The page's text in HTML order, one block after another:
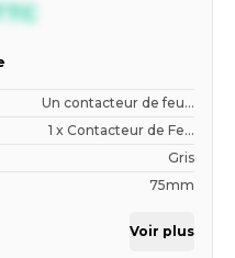
Un contacteur de feu...
1 x Contacteur de Fe...
Gris
75mm
Voir plus